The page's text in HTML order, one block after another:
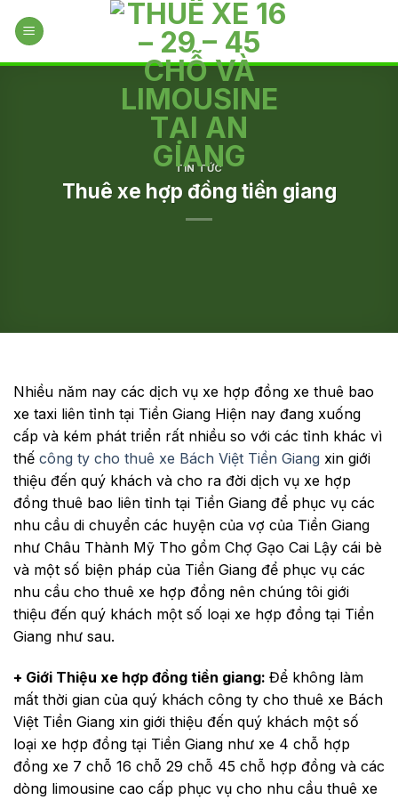
TIN TỨC
Thuê xe hợp đồng tiền giang
Nhiều năm nay các dịch vụ xe hợp đồng xe thuê bao
xe taxi liên tỉnh tại Tiền Giang Hiện nay đang xuống
cấp và kém phát triển rất nhiều so với các tỉnh khác vì
thế công ty cho thuê xe Bách Việt Tiền Giang xin giới
thiệu đến quý khách và cho ra đời dịch vụ xe hợp
đồng thuê bao liên tỉnh tại Tiền Giang để phục vụ các
nhu cầu di chuyển các huyện của vợ của Tiền Giang
như Châu Thành Mỹ Tho gồm Chợ Gạo Cai Lậy cái bè
và một số biện pháp của Tiền Giang để phục vụ các
nhu cầu cho thuê xe hợp đồng nên chúng tôi giới
thiệu đến quý khách một số loại xe hợp đồng tại Tiền
Giang như sau.
+ Giới Thiệu xe hợp đồng tiền giang: Để không làm
mất thời gian của quý khách công ty cho thuê xe Bách
Việt Tiền Giang xin giới thiệu đến quý khách một số
loại xe hợp đồng tại Tiền Giang như xe 4 chỗ hợp
đồng xe 7 chỗ 16 chỗ 29 chỗ 45 chỗ hợp đồng và các
dòng limousine cao cấp phục vụ cho nhu cầu thuê xe